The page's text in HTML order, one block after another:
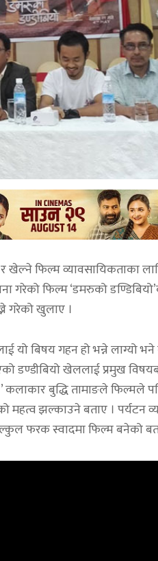
फिल्म व्यावसायिकताका
फिल्म ‘डमरुको
गरेको खुलाए ।
यो बिषय गहन हो भन्ने लाग्यो
डण्डीबियो खेललाई प्रमुख
कलाकार बुद्धि तामाङले फिल्मले
महत्व झल्काउने बताए । पर्यटन
फरक स्वादमा फिल्म बनेको